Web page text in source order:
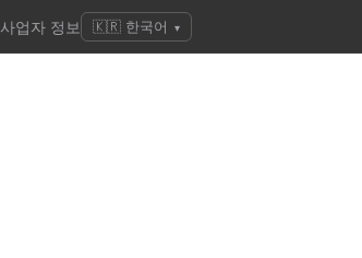
사업자 정보 🇰🇷 한국어 ▾